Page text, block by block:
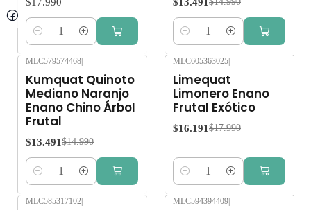
Cantidad Cantidad
MLC579574468
Kumquat Quinoto
Mediano Naranjo
Enano Chino Árbol
Frutal
$13.491 $14.990
Cantidad
MLC605363025
Limequat
Limonero Enano
Frutal Exótico
$16.191 $17.990
Cantidad
MLC585317102| MLC594394409|